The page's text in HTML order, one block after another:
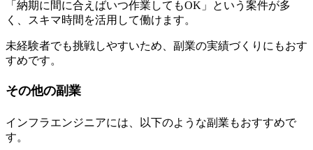
「納期に間に合えばいつ作業してもOK」という案件が多
く、スキマ時間を活用して働けます。
未経験者でも挑戦しやすいため、副業の実績づくりにもおす
すめです。
その他の副業
インフラエンジニアには、以下のような副業もおすすめで
す。